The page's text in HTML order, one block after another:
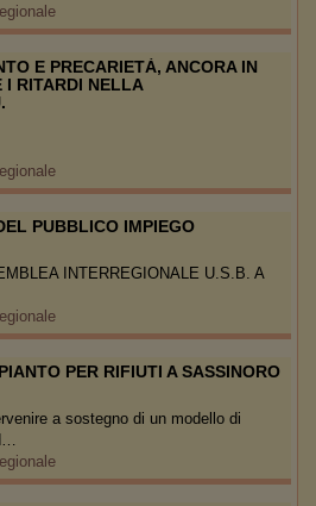
E PRECARIETÀ, ANCORA IN
I RITARDI NELLA
PUBBLICO IMPIEGO
INTERREGIONALE U.S.B. A
PER RIFIUTI A SASSINORO
a sostegno di un modello di